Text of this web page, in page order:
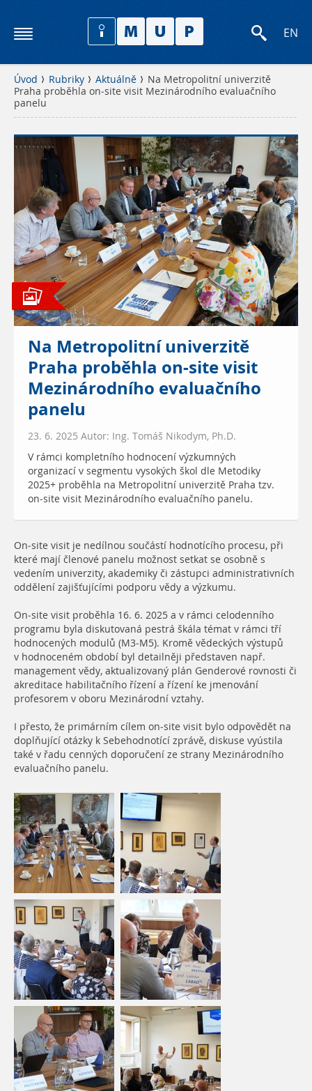
EN
Úvod Rubriky Aktuálně
Na Metropolitní univerzitě
Praha proběhla on-site visit Mezinárodního evaluačního
panelu
Na Metropolitní univerzitě
Praha proběhla on-site visit
Mezinárodního evaluačního
panelu
23. 6. 2025 Autor: Ing. Tomáš Nikodym, Ph.D.
V rámci kompletního hodnocení výzkumných
organizací v segmentu vysokých škol dle Metodiky
2025+ proběhla na Metropolitní univerzitě Praha tzv.
on-site visit Mezinárodního evaluačního panelu.
On-site visit je nedílnou součástí hodnotícího procesu, při
které mají členové panelu možnost setkat se osobně s
vedením univerzity, akademiky či zástupci administrativních
oddělení zajišťujícími podporu vědy a výzkumu.
On-site visit proběhla 16. 6. 2025 a v rámci celodenního
programu byla diskutovaná pestrá škála témat v rámci tří
hodnocených modulů (M3-M5). Kromě vědeckých výstupů
v hodnoceném období byl detailněji představen např.
management vědy, aktualizovaný plán Genderové rovnosti či
akreditace habilitačního řízení a řízení ke jmenování
profesorem v oboru Mezinárodní vztahy.
I přesto, že primárním cílem on-site visit bylo odpovědět na
doplňující otázky k Sebehodnotící zprávě, diskuse vyústila
také v řadu cenných doporučení ze strany Mezinárodního
evaluačního panelu.